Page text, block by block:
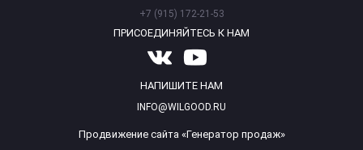
+7 (915) 172-21-53
ПРИСОЕДИНЯЙТЕСЬ К НАМ
НАПИШИТЕ НАМ
INFO@WILGOOD.RU
Продвижение сайта «Генератор продаж»